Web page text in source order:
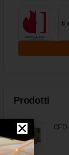
Prodotti
CFD